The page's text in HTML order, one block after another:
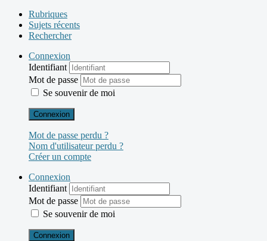
Rubriques
Sujets récents
Rechercher
Connexion
Identifiant
Mot de passe
Se souvenir de moi
Connexion
Mot de passe perdu ?
Nom d'utilisateur perdu ?
Créer un compte
Connexion
Identifiant
Mot de passe
Se souvenir de moi
Connexion